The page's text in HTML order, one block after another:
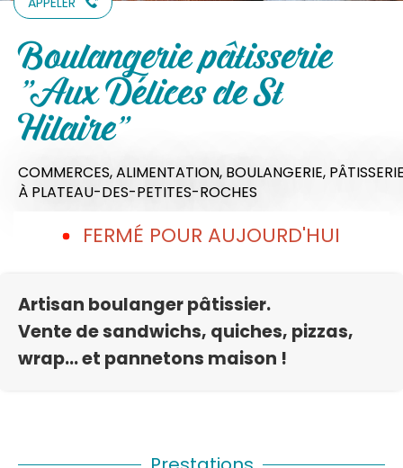
Boulangerie pâtisserie
"Aux Délices de St
Hilaire"
COMMERCES,ALIMENTATION, BOULANGERIE,
À PLATEAU-DES-PETITES-ROCHES
FERMÉ POUR AUJOURD'HUI
Artisan boulanger pâtissier.
Vente de sandwichs, quiches, pizzas,
wrap... et pannetons maison !